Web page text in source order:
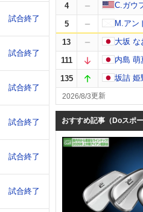
試合終了
試合終了
試合終了
試合終了
試合終了
試合終了
4
C.ガウ
5
M.アン
13
大坂 な
111
内島 萌
135
坂詰 姫
2026/8/3
おすすめ記事（Doスポー